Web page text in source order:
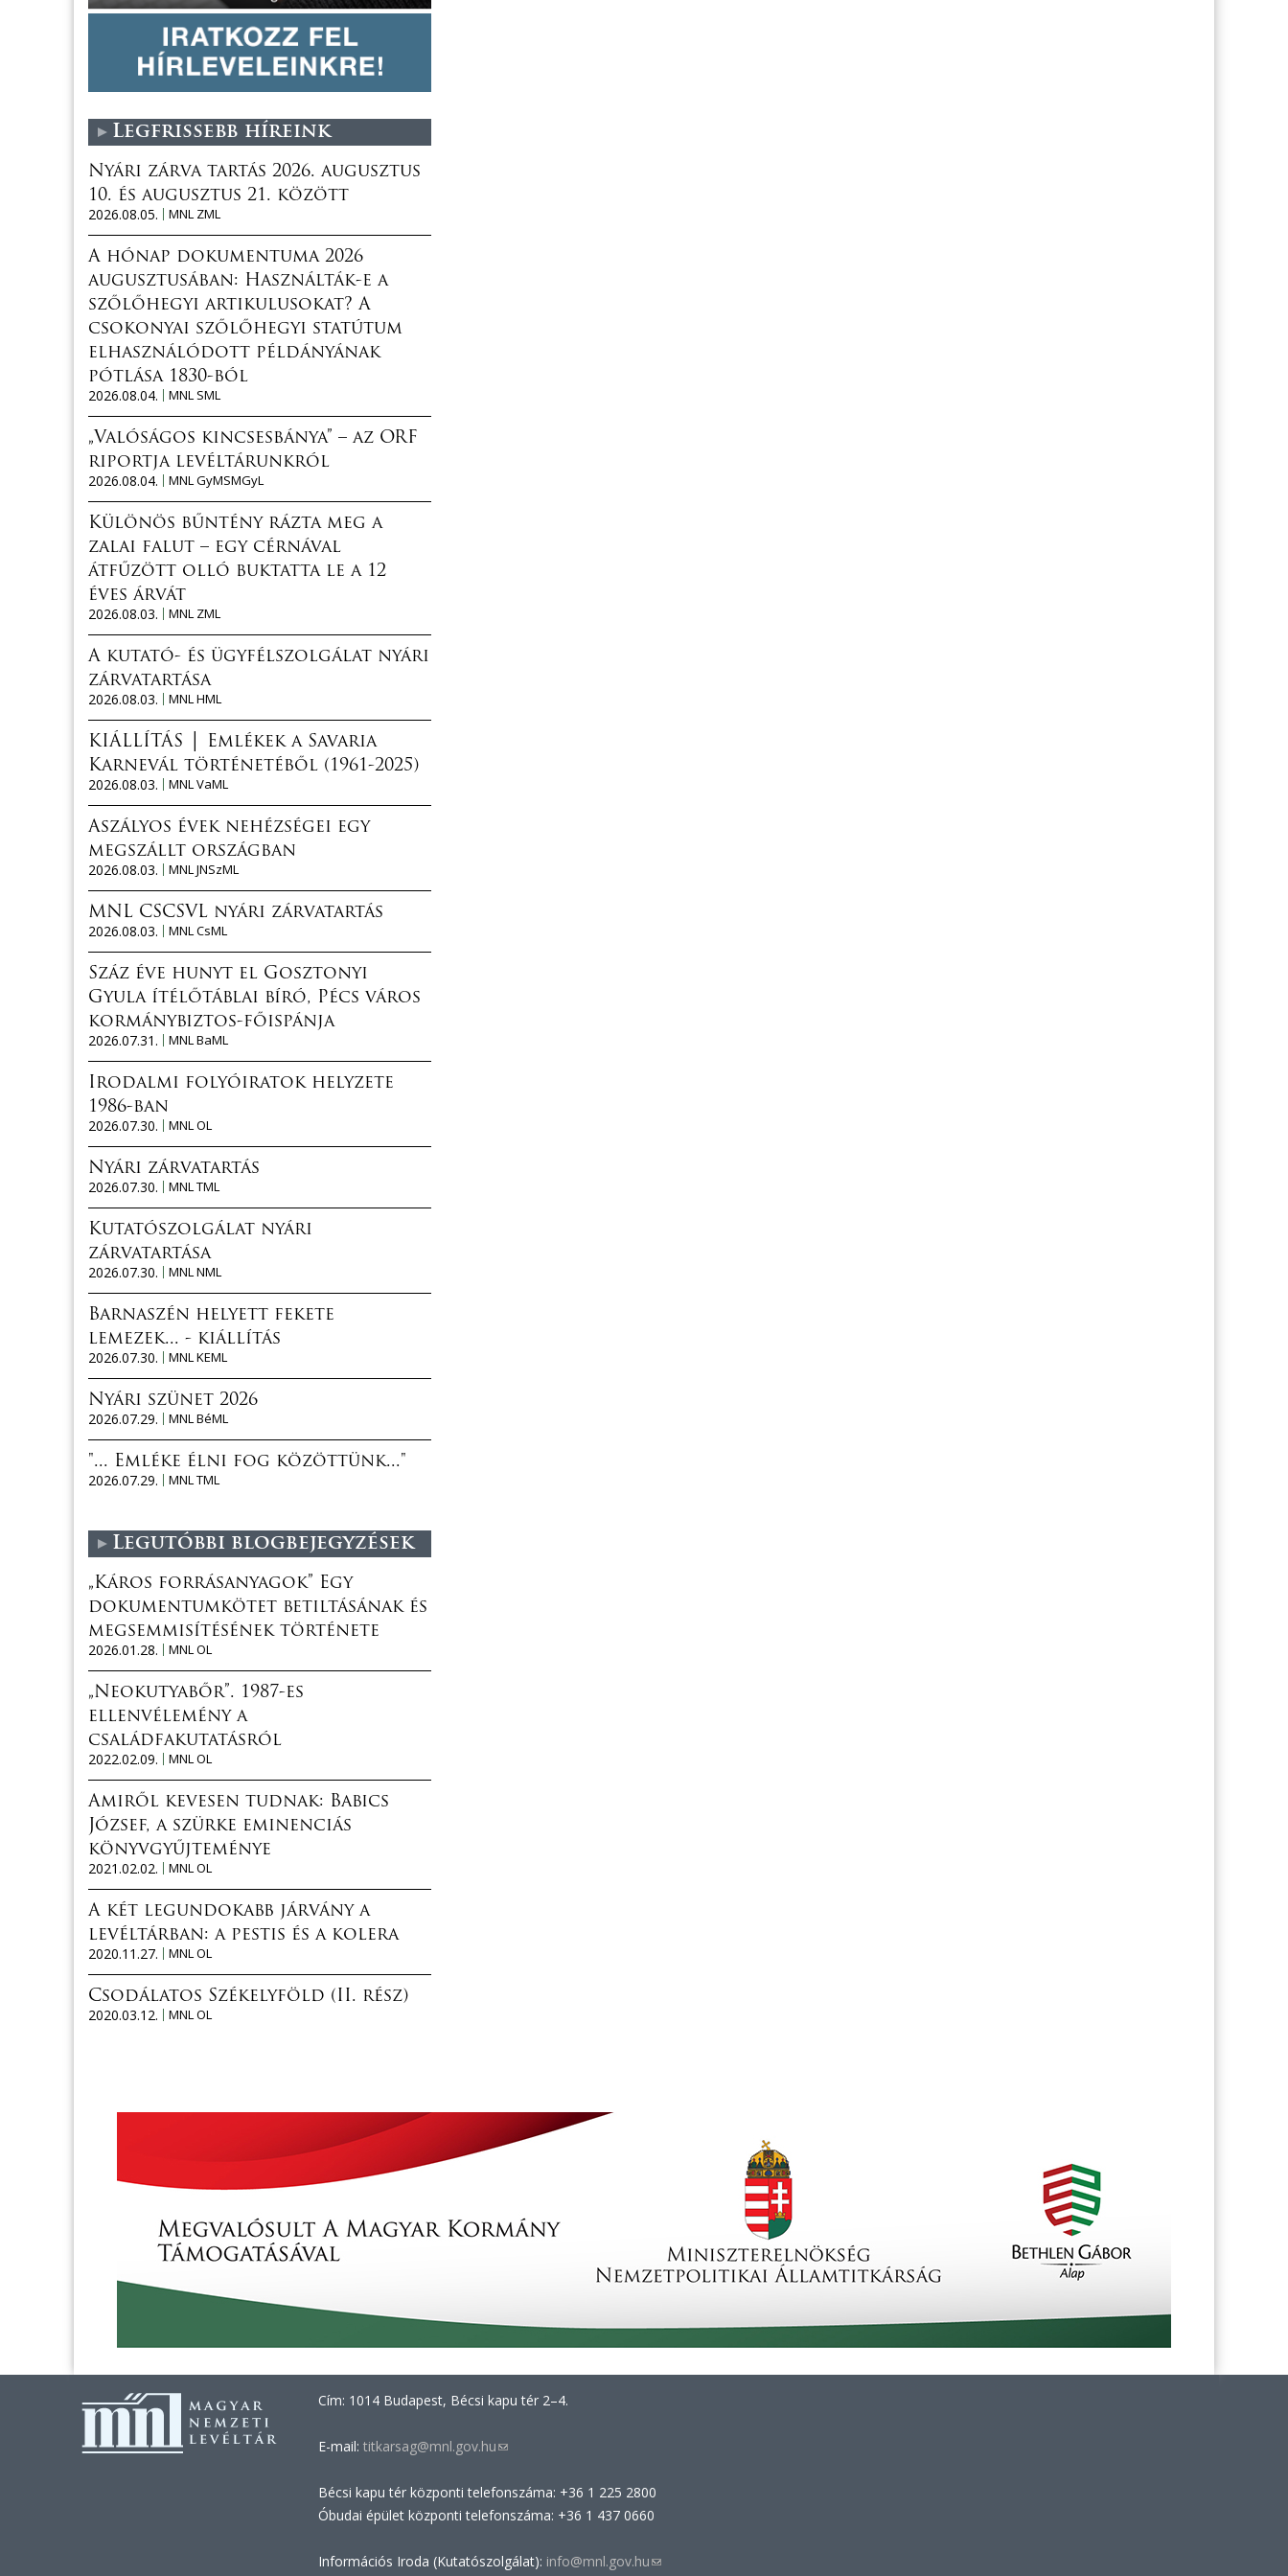
Legfrissebb híreink
Nyári zárva tartás 2026. augusztus
10. és augusztus 21. között
2026.08.05.
MNL ZML
A hónap dokumentuma 2026
augusztusában: Használták-e a
szőlőhegyi artikulusokat? A
csokonyai szőlőhegyi statútum
elhasználódott példányának
pótlása 1830-ból
2026.08.04.
MNL SML
„Valóságos kincsesbánya” – az ORF
riportja levéltárunkról
2026.08.04.
MNL GyMSMGyL
Különös bűntény rázta meg a
zalai falut – egy cérnával
átfűzött olló buktatta le a 12
éves árvát
2026.08.03.
MNL ZML
A kutató- és ügyfélszolgálat nyári
zárvatartása
2026.08.03.
MNL HML
KIÁLLÍTÁS │ Emlékek a Savaria
Karnevál történetéből (1961-2025)
2026.08.03.
MNL VaML
Aszályos évek nehézségei egy
megszállt országban
2026.08.03.
MNL JNSzML
MNL CSCSVL nyári zárvatartás
2026.08.03.
MNL CsML
Száz éve hunyt el Gosztonyi
Gyula ítélőtáblai bíró, Pécs város
kormánybiztos-főispánja
2026.07.31.
MNL BaML
Irodalmi folyóiratok helyzete
1986-ban
2026.07.30.
MNL OL
Nyári zárvatartás
2026.07.30.
MNL TML
Kutatószolgálat nyári
zárvatartása
2026.07.30.
MNL NML
Barnaszén helyett fekete
lemezek... - kiállítás
2026.07.30.
MNL KEML
Nyári szünet 2026
2026.07.29.
MNL BéML
"... Emléke élni fog közöttünk..."
2026.07.29.
MNL TML
Legutóbbi blogbejegyzések
„Káros forrásanyagok” Egy
dokumentumkötet betiltásának és
megsemmisítésének története
2026.01.28.
MNL OL
„Neokutyabőr”. 1987-es
ellenvélemény a
családfakutatásról
2022.02.09.
MNL OL
Amiről kevesen tudnak: Babics
József, a szürke eminenciás
könyvgyűjteménye
2021.02.02.
MNL OL
A két legundokabb járvány a
levéltárban: a pestis és a kolera
2020.11.27.
MNL OL
Csodálatos Székelyföld (II. rész)
2020.03.12.
MNL OL
Cím: 1014 Budapest, Bécsi kapu tér 2–4.
E-mail: titkarsag@mnl.gov.hu(link
e-
mail)
Bécsi kapu tér központi telefonszáma: +36 1 225 2800
Óbudai épület központi telefonszáma: +36 1 437 0660
Információs Iroda (Kutatószolgálat): info@mnl.gov.hu(link